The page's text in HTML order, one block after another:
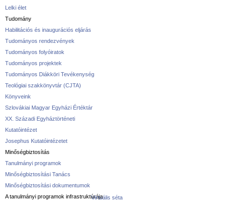
Lelki élet
Tudomány
Habilitációs és inaugurációs eljárás
Tudományos rendezvények
Tudományos folyóiratok
Tudományos projektek
Tudományos Diákköri Tevékenység
Teológiai szakkönyvtár (CJTA)
Könyveink
Szlovákiai Magyar Egyházi Értéktár
XX. Századi Egyháztörténeti
Kutatóintézet
Josephus Kutatóintézetet
Minőségbiztosítás
Tanulmányi programok
Minőségbiztosítási Tanács
Minőségbiztosítási dokumentumok
A tanulmányi programok infrastruktúrájaVirtuális séta